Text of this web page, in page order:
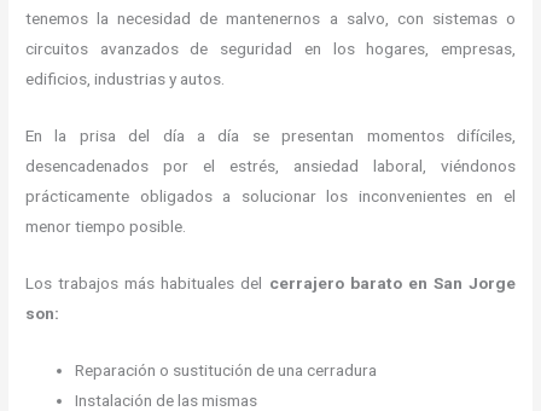
tenemos la necesidad de mantenernos a salvo, con sistemas o
circuitos avanzados de seguridad en los hogares, empresas,
edificios, industrias y autos.
En la prisa del día a día se presentan momentos difíciles,
desencadenados por el estrés, ansiedad laboral, viéndonos
prácticamente obligados a solucionar los inconvenientes en el
menor tiempo posible.
Los trabajos más habituales del cerrajero barato en San Jorge
son:
Reparación o sustitución de una cerradura
Instalación de las mismas